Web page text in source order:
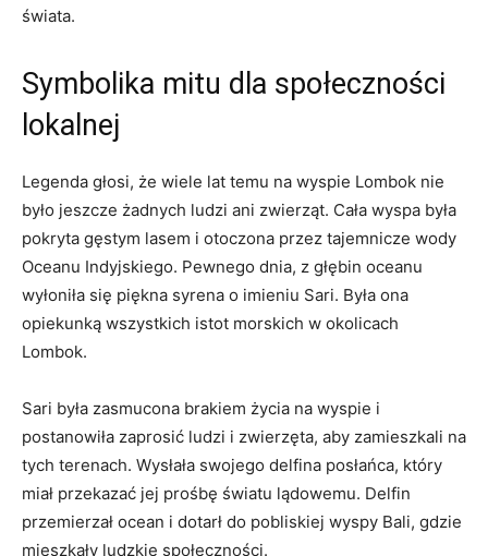
świata.
Symbolika ‍mitu dla społeczności
⁣lokalnej
Legenda głosi, że wiele lat ⁢temu​ na ‍wyspie Lombok ⁣nie
było jeszcze ​żadnych‌ ludzi​ ani zwierząt. ‌Cała⁣ wyspa ​była
pokryta⁢ gęstym ⁢lasem i ‌otoczona​ przez tajemnicze wody
Oceanu Indyjskiego. Pewnego dnia, z głębin oceanu
⁢wyłoniła się piękna syrena o⁤ imieniu Sari. Była ona
opiekunką wszystkich istot morskich‍ w okolicach
Lombok.
Sari była zasmucona brakiem ⁢życia na wyspie⁤ i
postanowiła zaprosić ludzi ⁣i zwierzęta,​ aby zamieszkali na
tych terenach. Wysłała swojego delfina posłańca, ​który
miał przekazać jej prośbę światu lądowemu. Delfin
przemierzał‍ ocean i dotarł ‌do pobliskiej​ wyspy ‌Bali, gdzie
mieszkały ludzkie ⁢społeczności.